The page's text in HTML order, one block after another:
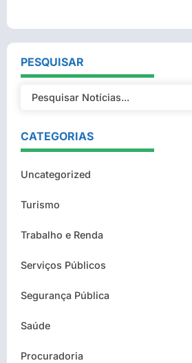
PESQUISAR
CATEGORIAS
Uncategorized
Turismo
Trabalho e Renda
Serviços Públicos
Segurança Pública
Saúde
Procuradoria